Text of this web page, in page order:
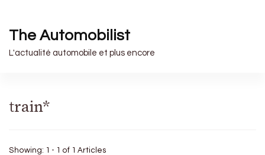
The Automobilist
L'actualité automobile et plus encore
train*
Showing: 1 - 1 of 1 Articles